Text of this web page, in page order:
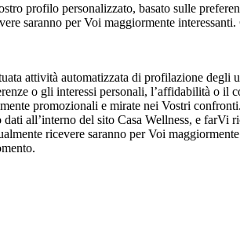
profilo personalizzato, basato sulle
saranno per Voi maggiormente
attività automatizzata di profilazione
o gli interessi personali, l’affidabilità o
promozionali e mirate nei Vostri
all’interno del sito Casa Wellness, e
ricevere saranno per Voi